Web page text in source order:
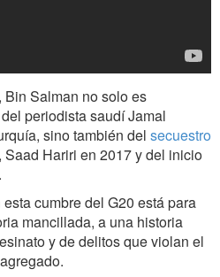
Bin Salman no solo es
periodista saudí Jamal
sino también del secuestro
, Saad Hariri en 2017 y del inicio
cumbre del G20 está para
mancillada, a una historia
y de delitos que violan el